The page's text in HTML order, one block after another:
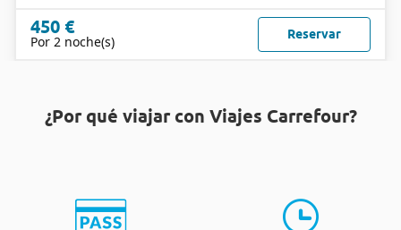
450 €
Por 2 noche(s) Reservar
¿Por qué viajar con Viajes Carrefour?